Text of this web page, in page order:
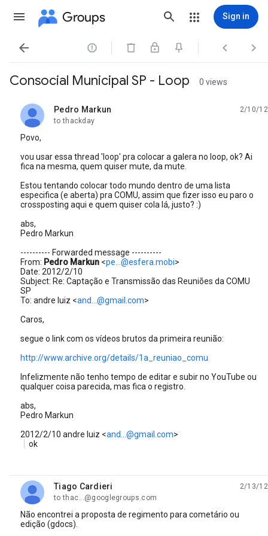
Groups Sign in
   
Consocial Municipal SP - Loop 0 views
Pedro Markun
unread,
2/10/12
to thackday
Povo,
vou usar essa thread 'loop' pra colocar a galera no loop, ok? Ai
fica na mesma, quem quiser mute, da mute.
Estou tentando colocar todo mundo dentro de uma lista
especifica (e aberta) pra COMU, assim que fizer isso eu paro o
crossposting aqui e quem quiser cola lá, justo? :)
abs,
Pedro Markun
---------- Forwarded message ----------
From: Pedro Markun <pe...@esfera.mobi>
Date: 2012/2/10
Subject: Re: Captação e Transmissão das Reuniões da COMU
SP
To: andre luiz <and...@gmail.com>
Caros,
segue o link com os vídeos brutos da primeira reunião:
http://www.archive.org/details/1a_reuniao_comu
Infelizmente não tenho tempo de editar e subir no YouTube ou
qualquer coisa parecida, mas fica o registro.
abs,
Pedro Markun
2012/2/10 andre luiz <and...@gmail.com>
ok
Tiago Cardieri
unread,
2/13/12
to thac...@googlegroups.com
Não encontrei a proposta de regimento para cometário ou
edição (gdocs).